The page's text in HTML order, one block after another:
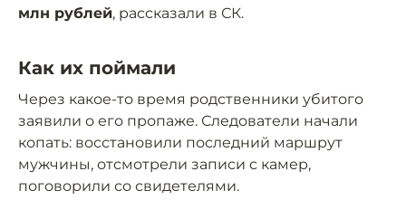
млн рублей, рассказали в СК.
Как их поймали
Через какое-то время родственники убитого
заявили о его пропаже. Следователи начали
копать: восстановили последний маршрут
мужчины, отсмотрели записи с камер,
поговорили со свидетелями.